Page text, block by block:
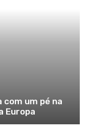
com um pé na
Europa